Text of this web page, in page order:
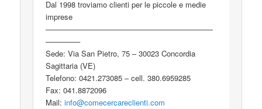
Dal 1998 troviamo clienti per le piccole e medie
imprese
——————————————————————
————–
Sede: Via San Pietro, 75 – 30023 Concordia
Sagittaria (VE)
Telefono: 0421.273085 – cell. 380.6959285
Fax: 041.8872096
Mail:info@comecercareclienti.com